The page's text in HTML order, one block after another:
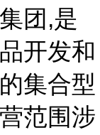
团,是
开发和
集合型
范围涉